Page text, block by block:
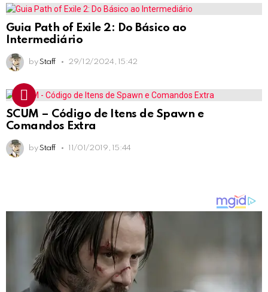
Guia Path of Exile 2: Do Básico ao
Intermediário
by Staff 29/12/2024, 15:42
SCUM – Código de Itens de Spawn e
Comandos Extra
by Staff 11/01/2019, 15:44